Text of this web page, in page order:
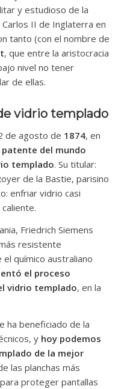
y estudioso de la
II de Inglaterra en
tanto (con el nombre de
, que entre la aristocracia
nivel no tener
de ellas.
vidrio templado
de agosto de 1874, en
del mundo
templado. Su titular:
de la Bastie, parisino
enfriar vidrio casi
Friedrich Siemens
resistente
químico australiano
el proceso
vidrio templado, en la
ha beneficiado de la
y hoy podemos
de la mejor
las planchas más
proteger pantallas